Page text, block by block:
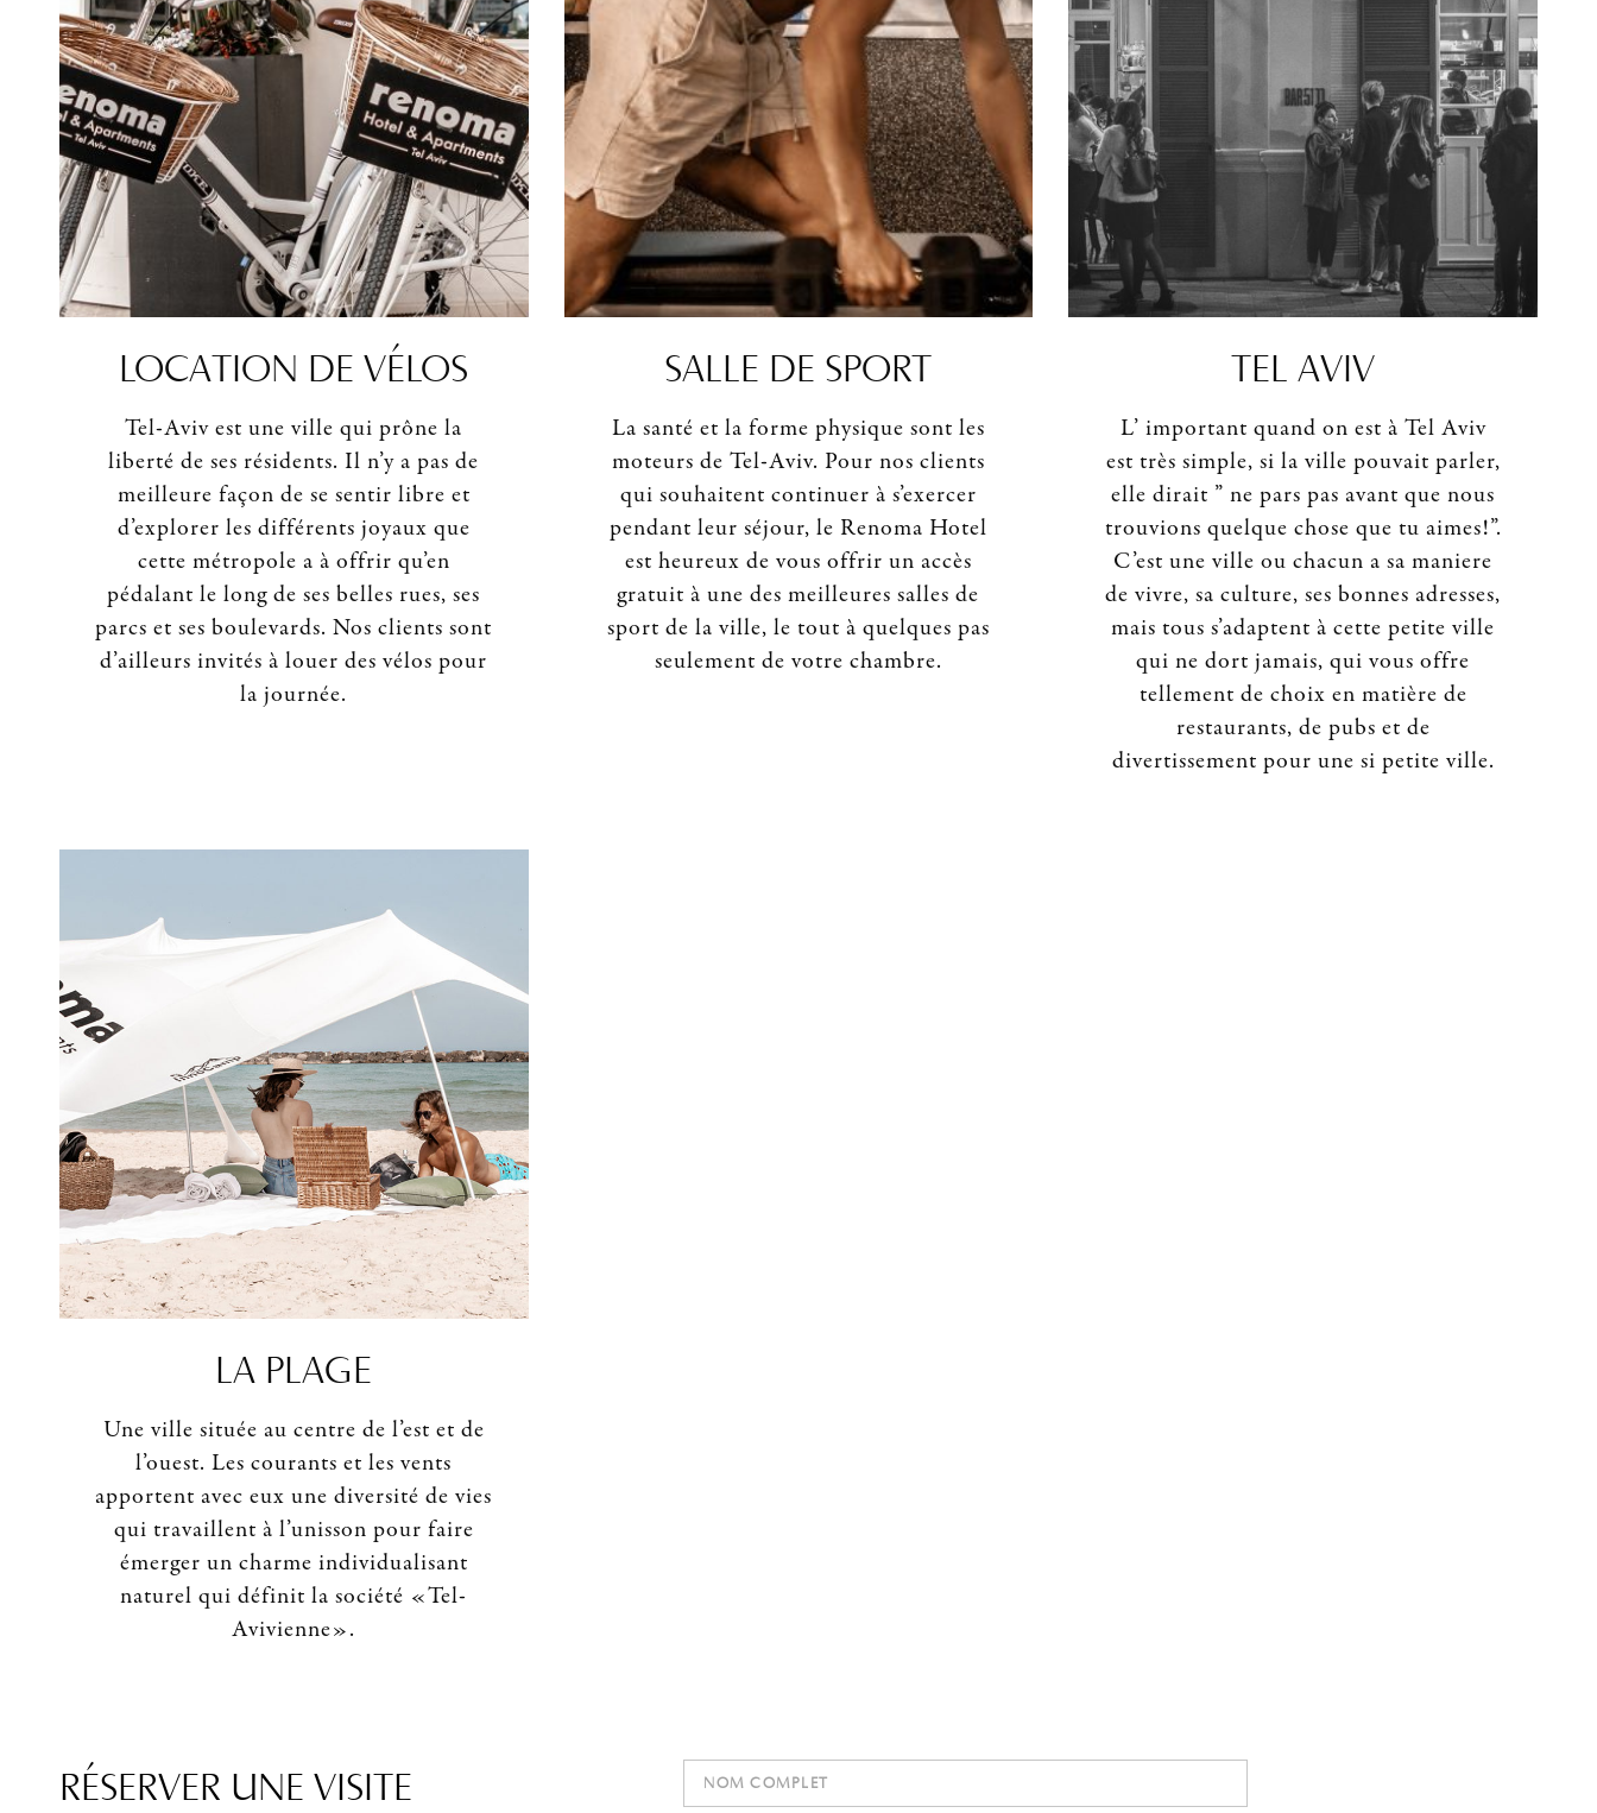
LOCATION DE VÉLOS
Tel-Aviv est une ville qui prône la
liberté de ses résidents. Il n’y a pas de
meilleure façon de se sentir libre et
d’explorer les différents joyaux que
cette métropole a à offrir qu’en
pédalant le long de ses belles rues, ses
parcs et ses boulevards. Nos clients sont
d’ailleurs invités à louer des vélos pour
la journée.
SALLE DE SPORT
La santé et la forme physique sont les
moteurs de Tel-Aviv. Pour nos clients
qui souhaitent continuer à s’exercer
pendant leur séjour, le Renoma Hotel
est heureux de vous offrir un accès
gratuit à une des meilleures salles de
sport de la ville, le tout à quelques pas
seulement de votre chambre.
TEL AVIV
L’ important quand on est à Tel Aviv
est très simple, si la ville pouvait parler,
elle dirait ” ne pars pas avant que nous
trouvions quelque chose que tu aimes!”.
C’est une ville ou chacun a sa maniere
de vivre, sa culture, ses bonnes adresses,
mais tous s’adaptent à cette petite ville
qui ne dort jamais, qui vous offre
tellement de choix en matière de
restaurants, de pubs et de
divertissement pour une si petite ville.
LA PLAGE
Une ville située au centre de l’est et de
l’ouest. Les courants et les vents
apportent avec eux une diversité de vies
qui travaillent à l’unisson pour faire
émerger un charme individualisant
naturel qui définit la société «Tel-
Avivienne».
RÉSERVER UNE VISITE